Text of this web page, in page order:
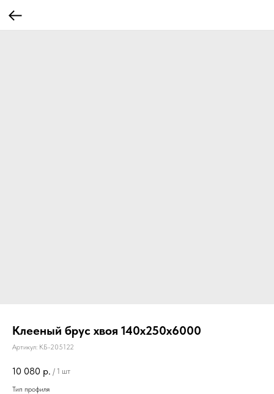
Клееный брус хвоя 140х250х6000
Артикул: КБ-205122
10 080 р. / 1 шт
Тип профиля